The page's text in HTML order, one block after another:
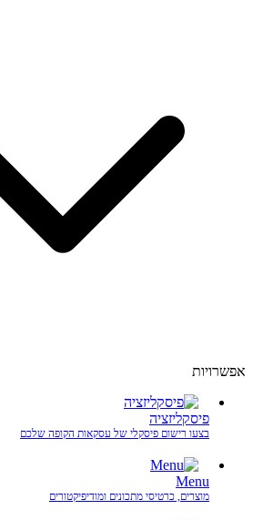
אפשרויות
פיסקליזציה
בצעו רישום פיסקלי של עסקאות הקופה שלכם
Menu
מוצרים, כרטיסי מתכונים ומודיפיקטורים